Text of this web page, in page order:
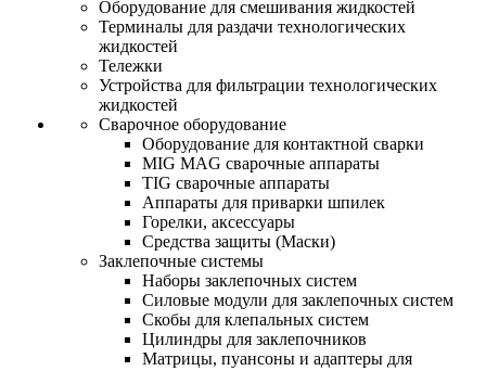
Оборудование для смешивания жидкостей
Терминалы для раздачи технологических
жидкостей
Тележки
Устройства для фильтрации технологических
жидкостей
Сварочное оборудование
Оборудование для контактной сварки
MIG MAG сварочные аппараты
TIG сварочные аппараты
Аппараты для приварки шпилек
Горелки, аксессуары
Средства защиты (Маски)
Заклепочные системы
Наборы заклепочных систем
Силовые модули для заклепочных систем
Скобы для клепальных систем
Цилиндры для заклепочников
Матрицы, пуансоны и адаптеры для